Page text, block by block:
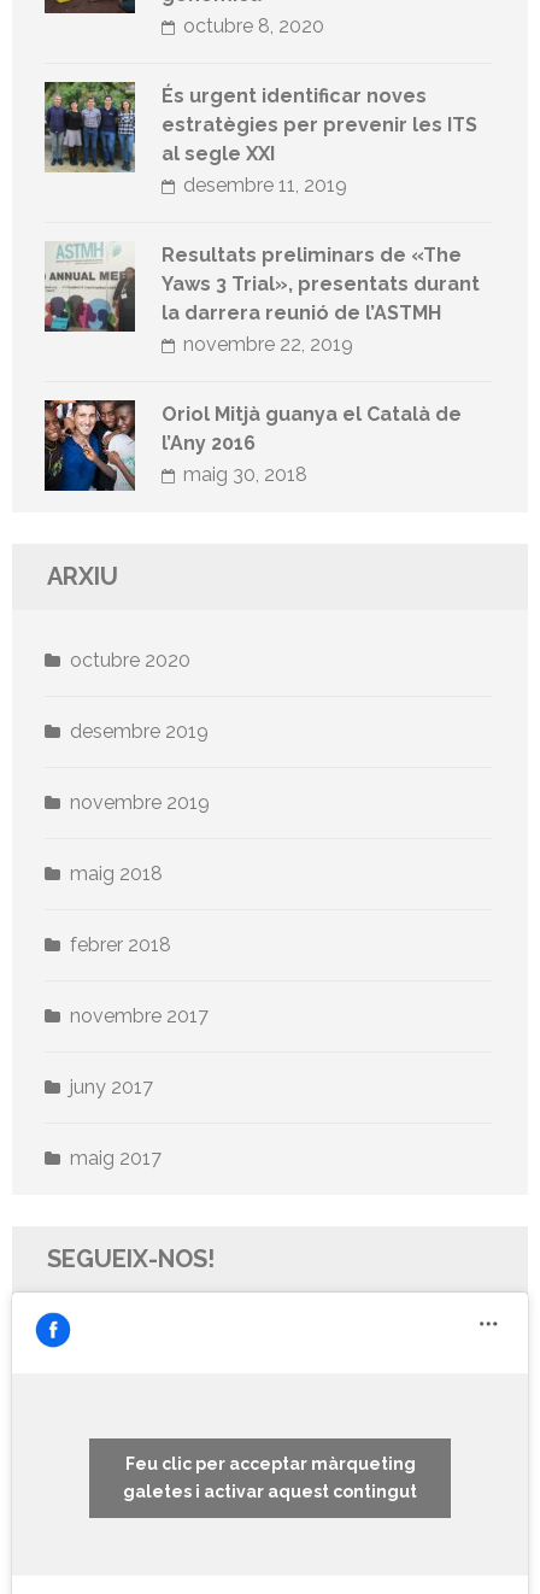
octubre 8, 2020
És urgent identificar noves
estratègies per prevenir les ITS
al segle XXI
desembre 11, 2019
Resultats preliminars de «The
Yaws 3 Trial», presentats durant
la darrera reunió de l’ASTMH
novembre 22, 2019
Oriol Mitjà guanya el Català de
l’Any 2016
maig 30, 2018
ARXIU
octubre 2020
desembre 2019
novembre 2019
maig 2018
febrer 2018
novembre 2017
juny 2017
maig 2017
SEGUEIX-NOS!
Feu clic per acceptar màrqueting
galetes i activar aquest contingut